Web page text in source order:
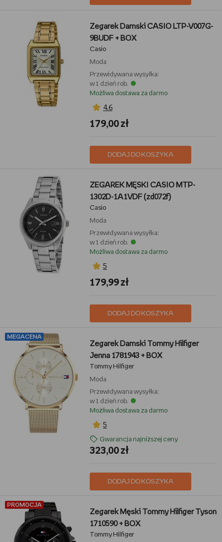
Zegarek Damski CASIO LTP-V007G-
9BUDF + BOX
Casio
Moda
Przewidywana wysyłka:
w 1 dzień rob.
Możliwa dostawa za darmo
4,6
179,00 zł
DODAJ DO KOSZYKA
ZEGAREK MĘSKI CASIO MTP-
1302D-1A1VDF (zd072f)
Casio
Moda
Przewidywana wysyłka:
w 1 dzień rob.
Możliwa dostawa za darmo
5
179,99 zł
DODAJ DO KOSZYKA
MEGACENA
Zegarek Damski Tommy Hilfiger
Jenna 1781943 + BOX
Tommy Hilfiger
Moda
Przewidywana wysyłka:
w 1 dzień rob.
Możliwa dostawa za darmo
5
Gwarancja najniższej ceny
323,00 zł
DODAJ DO KOSZYKA
PROMOCJA
Zegarek Męski Tommy Hilfiger Tyson
1710590 + BOX
Tommy Hilfiger